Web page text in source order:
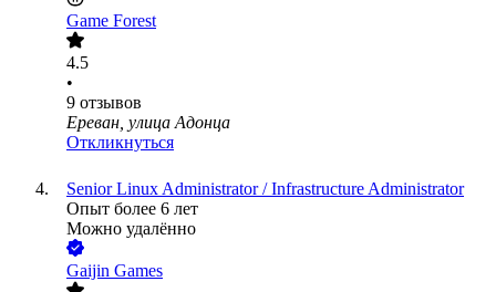
Game Forest
4.5
•
9 отзывов
Ереван, улица Адонца
Откликнуться
Senior Linux Administrator / Infrastructure Administrator
Опыт более 6 лет
Можно удалённо
Gaijin Games